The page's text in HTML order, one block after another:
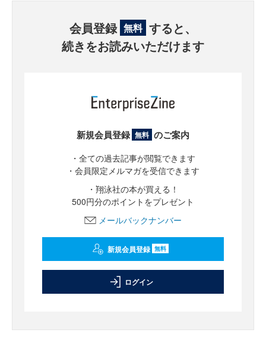
会員登録 無料 すると、
続きをお読みいただけます
新規会員登録 無料 のご案内
・全ての過去記事が閲覧できます
・会員限定メルマガを受信できます
・翔泳社の本が買える！
500円分のポイントをプレゼント
メールバックナンバー
新規会員登録 無料
ログイン